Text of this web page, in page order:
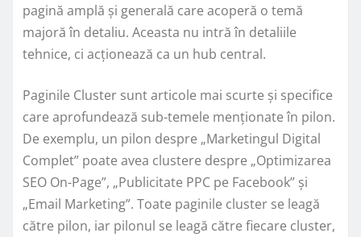
pagină amplă și generală care acoperă o temă
majoră în detaliu. Aceasta nu intră în detaliile
tehnice, ci acționează ca un hub central.
Paginile Cluster sunt articole mai scurte și specifice
care aprofundează sub-temele menționate în pilon.
De exemplu, un pilon despre „Marketingul Digital
Complet” poate avea clustere despre „Optimizarea
SEO On-Page”, „Publicitate PPC pe Facebook” și
„Email Marketing”. Toate paginile cluster se leagă
către pilon, iar pilonul se leagă către fiecare cluster,